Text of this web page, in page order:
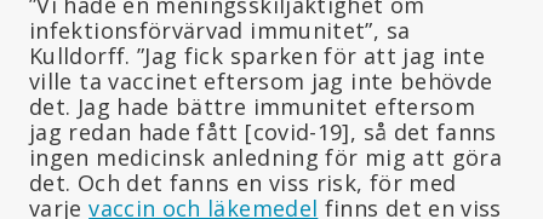
infektionsförvärvad immunitet”, sa
Kulldorff. ”Jag fick sparken för att jag inte
ville ta vaccinet eftersom jag inte behövde
det. Jag hade bättre immunitet eftersom
jag redan hade fått [covid-19], så det fanns
ingen medicinsk anledning för mig att göra
det. Och det fanns en viss risk, för med
varjevaccin och läkemedel finns det en viss